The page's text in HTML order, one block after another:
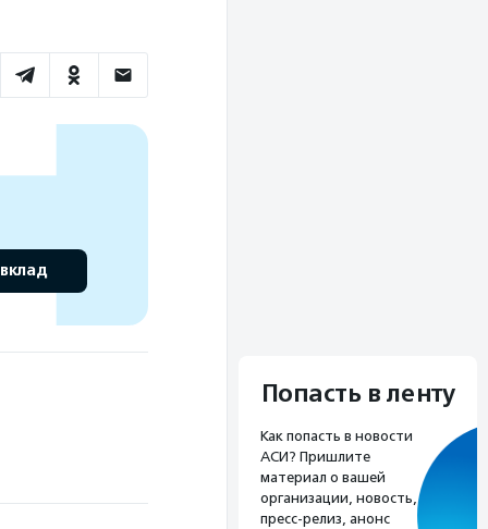
Попасть в ленту
Как попасть в новости
АСИ? Пришлите
материал о вашей
организации, новость,
пресс-релиз, анонс